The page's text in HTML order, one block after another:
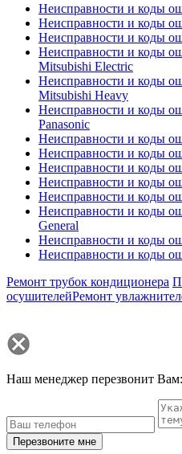
Неисправности и коды
Неисправности и коды
Неисправности и коды
Неисправности и коды
Mitsubishi Electric
Неисправности и коды
Mitsubishi Heavy
Неисправности и коды
Panasonic
Неисправности и коды
Неисправности и коды
Неисправности и коды
Неисправности и коды
Неисправности и коды
Неисправности и коды
General
Неисправности и коды
Неисправности и коды
Ремонт трубок кондиционера
осушителейРемонт
Наш менеджер перезвонит Вам:
Перезвоните мне